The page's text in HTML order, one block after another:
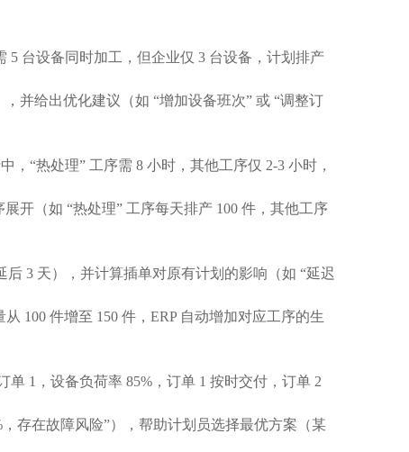
5 台设备同时加工，但企业仅 3 台设备，计划排产
并给出优化建议（如 “增加设备班次” 或 “调整订
“热处理” 工序需 8 小时，其他工序仅 2-3 小时，
开（如 “热处理” 工序每天排产 100 件，其他工序
3 天），并计算插单对原有计划的影响（如 “延迟
100 件增至 150 件，ERP 自动增加对应工序的生
1，设备负荷率 85%，订单 1 按时交付，订单 2
存在故障风险”），帮助计划员选择最优方案（某